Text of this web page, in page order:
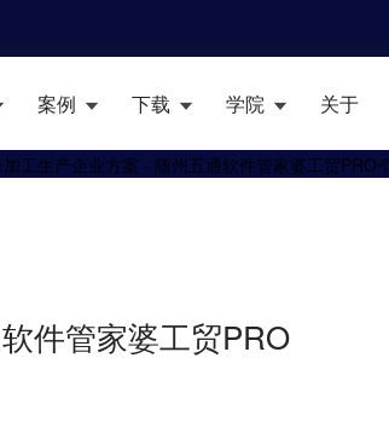
案例 下载 学院 关于
件管家婆工贸PRO